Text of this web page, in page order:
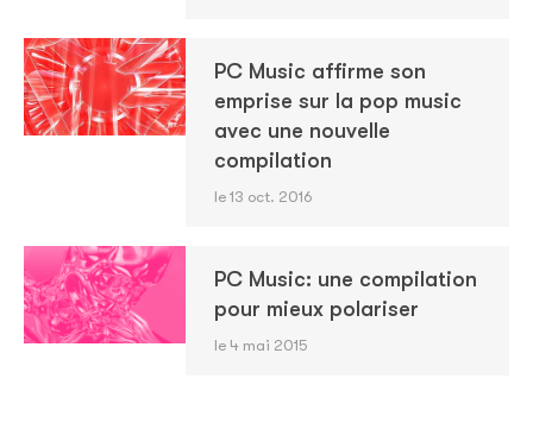
PC Music affirme son
emprise sur la pop music
avec une nouvelle
compilation
le 13 oct. 2016
PC Music: une compilation
pour mieux polariser
le 4 mai 2015